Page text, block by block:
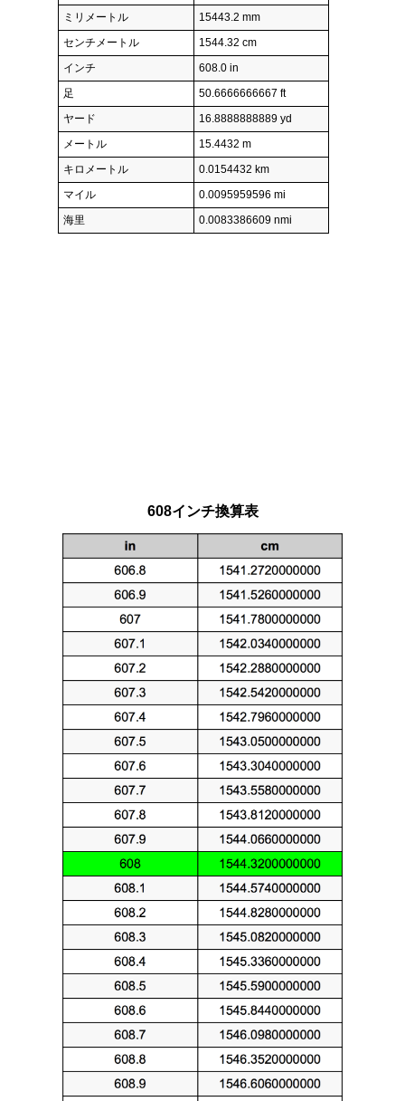
ミリメートル
15443.2 mm
センチメートル
1544.32 cm
インチ
608.0 in
足
50.6666666667 ft
ヤード
16.8888888889 yd
メートル
15.4432 m
キロメートル
0.0154432 km
マイル
0.0095959596 mi
海里
0.0083386609 nmi
608インチ換算表